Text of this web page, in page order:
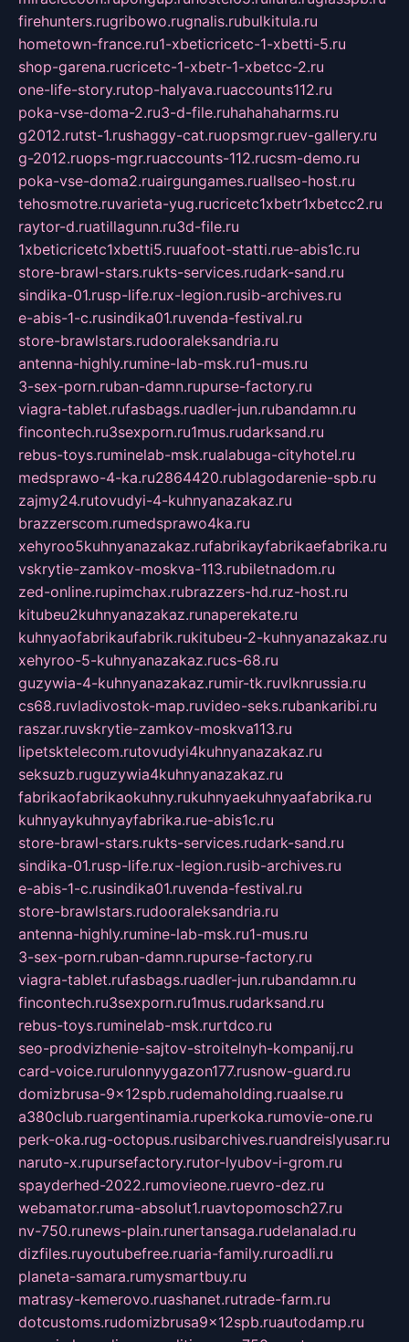
firehunters.rugribowo.rugnalis.rubulkitula.ru
hometown-france.ru1-xbeticricetc-1-xbetti-5.ru
shop-garena.rucricetc-1-xbetr-1-xbetcc-2.ru
one-life-story.rutop-halyava.ruaccounts112.ru
poka-vse-doma-2.ru3-d-file.ruhahahaharms.ru
g2012.rutst-1.rushaggy-cat.ruopsmgr.ruev-gallery.ru
g-2012.ruops-mgr.ruaccounts-112.rucsm-demo.ru
poka-vse-doma2.ruairgungames.ruallseo-host.ru
tehosmotre.ruvarieta-yug.rucricetc1xbetr1xbetcc2.ru
raytor-d.ruatillagunn.ru3d-file.ru
1xbeticricetc1xbetti5.ruuafoot-statti.rue-abis1c.ru
store-brawl-stars.rukts-services.rudark-sand.ru
sindika-01.rusp-life.rux-legion.rusib-archives.ru
e-abis-1-c.rusindika01.ruvenda-festival.ru
store-brawlstars.rudooraleksandria.ru
antenna-highly.rumine-lab-msk.ru1-mus.ru
3-sex-porn.ruban-damn.rupurse-factory.ru
viagra-tablet.rufasbags.ruadler-jun.rubandamn.ru
fincontech.ru3sexporn.ru1mus.rudarksand.ru
rebus-toys.ruminelab-msk.rualabuga-cityhotel.ru
medsprawo-4-ka.ru2864420.rublagodarenie-spb.ru
zajmy24.rutovudyi-4-kuhnyanazakaz.ru
brazzerscom.rumedsprawo4ka.ru
xehyroo5kuhnyanazakaz.rufabrikayfabrikaefabrika.ru
vskrytie-zamkov-moskva-113.rubiletnadom.ru
zed-online.rupimchax.rubrazzers-hd.ruz-host.ru
kitubeu2kuhnyanazakaz.runaperekate.ru
kuhnyaofabrikaufabrik.rukitubeu-2-kuhnyanazakaz.ru
xehyroo-5-kuhnyanazakaz.rucs-68.ru
guzywia-4-kuhnyanazakaz.rumir-tk.ruvlknrussia.ru
cs68.ruvladivostok-map.ruvideo-seks.rubankaribi.ru
raszar.ruvskrytie-zamkov-moskva113.ru
lipetsktelecom.rutovudyi4kuhnyanazakaz.ru
seksuzb.ruguzywia4kuhnyanazakaz.ru
fabrikaofabrikaokuhny.rukuhnyaekuhnyaafabrika.ru
kuhnyaykuhnyayfabrika.rue-abis1c.ru
store-brawl-stars.rukts-services.rudark-sand.ru
sindika-01.rusp-life.rux-legion.rusib-archives.ru
e-abis-1-c.rusindika01.ruvenda-festival.ru
store-brawlstars.rudooraleksandria.ru
antenna-highly.rumine-lab-msk.ru1-mus.ru
3-sex-porn.ruban-damn.rupurse-factory.ru
viagra-tablet.rufasbags.ruadler-jun.rubandamn.ru
fincontech.ru3sexporn.ru1mus.rudarksand.ru
rebus-toys.ruminelab-msk.rurtdco.ru
seo-prodvizhenie-sajtov-stroitelnyh-kompanij.ru
card-voice.rurulonnyygazon177.rusnow-guard.ru
domizbrusa-9x12spb.rudemaholding.ruaalse.ru
a380club.ruargentinamia.ruperkoka.rumovie-one.ru
perk-oka.rug-octopus.rusibarchives.ruandreislyusar.ru
naruto-x.rupursefactory.rutor-lyubov-i-grom.ru
spayderhed-2022.rumovieone.ruevro-dez.ru
webamator.ruma-absolut1.ruavtopomosch27.ru
nv-750.runews-plain.runertansaga.rudelanalad.ru
dizfiles.ruyoutubefree.ruaria-family.ruroadli.ru
planeta-samara.rumysmartbuy.ru
matrasy-kemerovo.ruashanet.rutrade-farm.ru
dotcustoms.rudomizbrusa9x12spb.ruautodamp.ru